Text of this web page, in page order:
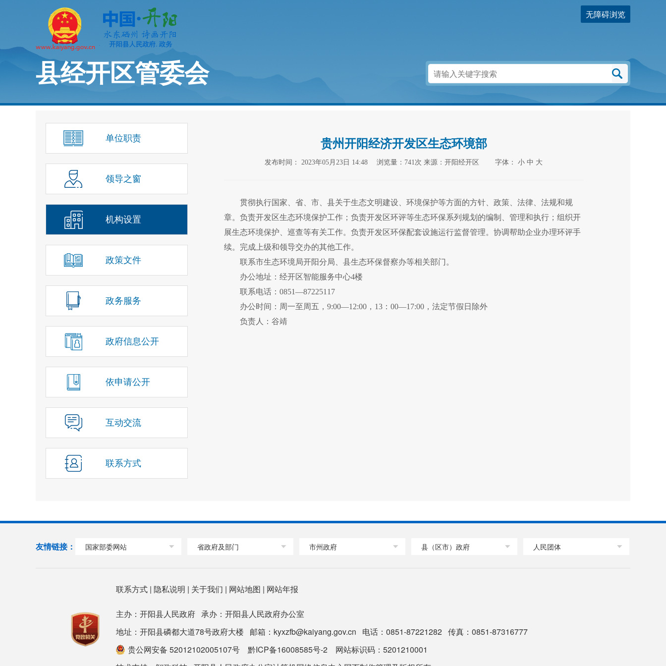
无障碍浏览
县经开区管委会
单位职责
领导之窗
机构设置
政策文件
政务服务
政府信息公开
依申请公开
互动交流
联系方式
贵州开阳经济开发区生态环境部
发布时间： 2023年05月23日 14:48 浏览量：741次 来源：开阳经开区 字体： 小 中 大
贯彻执行国家、省、市、县关于生态文明建设、环境保护等方面的方针、政策、法律、法规和规
章。负责开发区生态环境保护工作；负责开发区环评等生态环保系列规划的编制、管理和执行；组织开
展生态环境保护、巡查等有关工作。负责开发区环保配套设施运行监督管理。协调帮助企业办理环评手
续。完成上级和领导交办的其他工作。
联系市生态环境局开阳分局、县生态环保督察办等相关部门。
办公地址：经开区智能服务中心4楼
联系电话：0851—87225117
办公时间： 周一至周五，9:00—12:00，13：00—17:00，法定节假日除外
负责人：谷靖
友情链接： 国家部委网站 省政府及部门 市州政府 县（区市）政府 人民团体
联系方式 | 隐私说明 | 关于我们 | 网站地图 | 网站年报
主办：开阳县人民政府 承办：开阳县人民政府办公室
地址：开阳县磷都大道78号政府大楼 邮箱：kyxzfb@kaiyang.gov.cn 电话：0851-87221282 传真：0851-87316777
贵公网安备 52012102005107号
黔ICP备16008585号-2 网站标识码：5201210001